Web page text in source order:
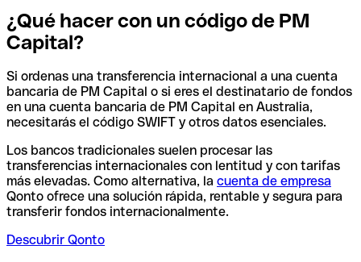
¿Qué hacer con un código de PM
Capital?
Si ordenas una transferencia internacional a una cuenta
bancaria de PM Capital o si eres el destinatario de fondos
en una cuenta bancaria de PM Capital en Australia,
necesitarás el código SWIFT y otros datos esenciales.
Los bancos tradicionales suelen procesar las
transferencias internacionales con lentitud y con tarifas
más elevadas. Como alternativa, la cuenta de empresa
Qonto ofrece una solución rápida, rentable y segura para
transferir fondos internacionalmente.
Descubrir Qonto